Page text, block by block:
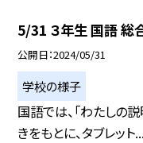
5/31 ３年生 国語 総
公開日 2024/05/31
学校の様子
国語では、「わたしの
きをもとに、タブレット...